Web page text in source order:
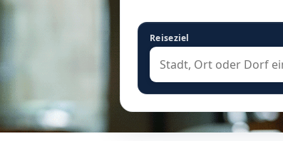
Reiseziel